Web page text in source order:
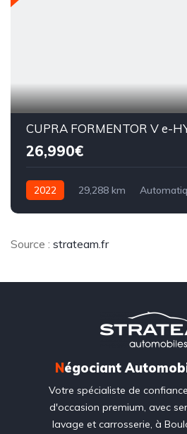
CUPRA FORMENTOR V e-
26,990€
2022 29,288 km
Source : strateam.fr
Négociant
Votre spécialiste de
d'occasion premium, avec
lavage et carrosserie, à